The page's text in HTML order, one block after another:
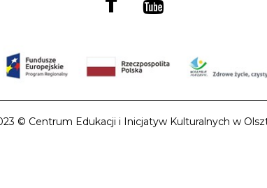
© Centrum Edukacji i Inicjatyw Kulturalnych w